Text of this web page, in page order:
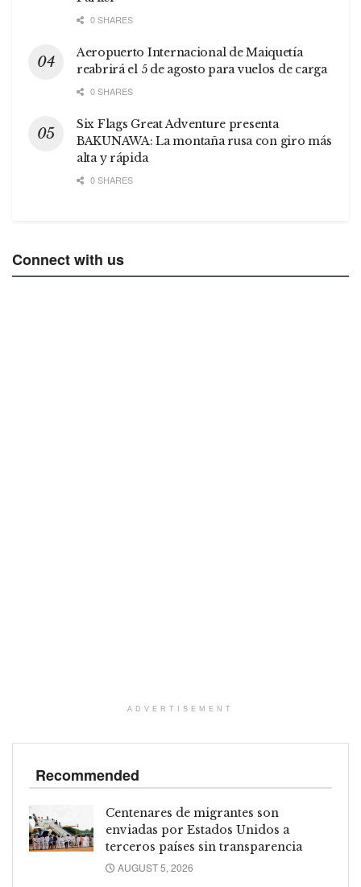
0 SHARES
Aeropuerto Internacional de Maiquetía
reabrirá el 5 de agosto para vuelos de carga
0 SHARES
Six Flags Great Adventure presenta
BAKUNAWA: La montaña rusa con giro más
alta y rápida
0 SHARES
Connect with us
ADVERTISEMENT
Recommended
Centenares de migrantes son
enviadas por Estados Unidos a
terceros países sin transparencia
AUGUST 5, 2026